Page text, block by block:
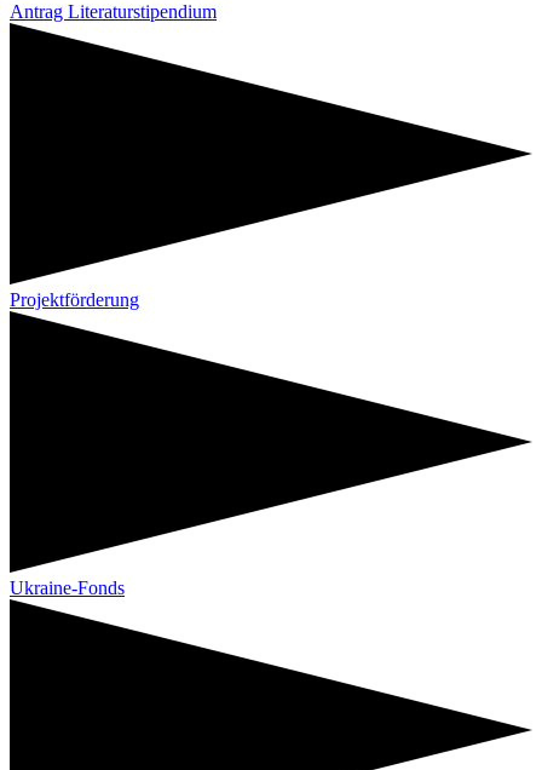
Antrag Literaturstipendium
Projektförderung
Ukraine-Fonds